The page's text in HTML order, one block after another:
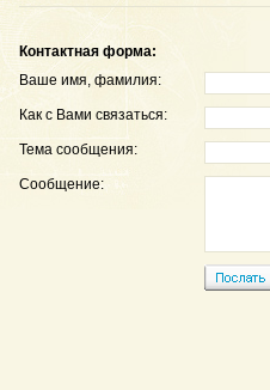
Контактная форма:
Ваше имя, фамилия:
Как с Вами связаться:
Тема сообщения:
Сообщение: